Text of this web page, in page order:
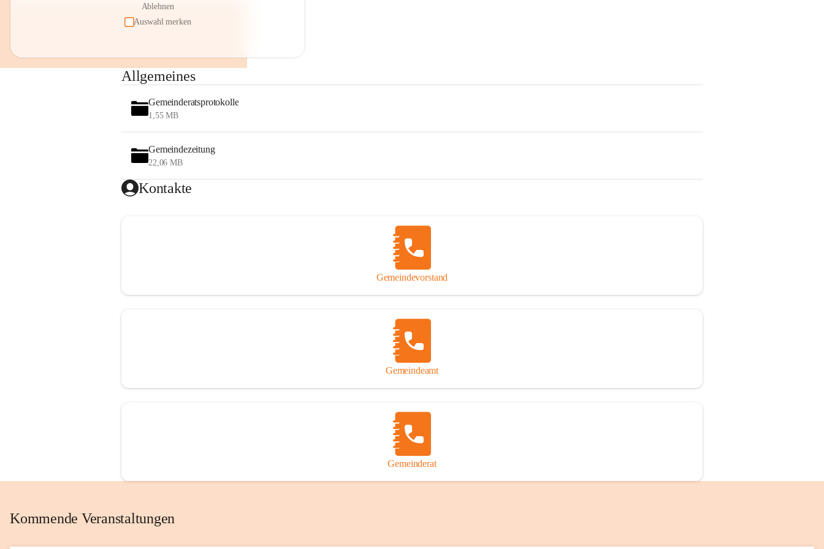
Ablehnen
Auswahl merken
Allgemeines
Gemeinderatsprotokolle
1,55 MB
Gemeindezeitung
22,06 MB
Kontakte
Gemeindevorstand
Gemeindeamt
Gemeinderat
Kommende Veranstaltungen